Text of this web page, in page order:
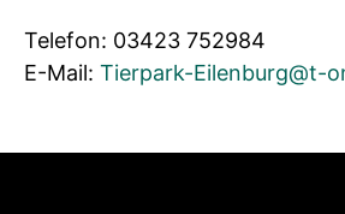
Telefon: 03423 752984
E-Mail: Tierpark-Eilenburg@t-